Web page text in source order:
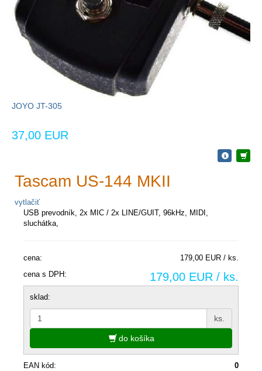
JOYO JT-305
37,00 EUR
Tascam US-144 MKII
vytlačiť
USB prevodník, 2x MIC / 2x LINE/GUIT, 96kHz, MIDI,
sluchátka,
cena:
179,00 EUR / ks.
cena s DPH:
179,00 EUR / ks.
sklad:
ks.
do košíka
EAN kód:
0